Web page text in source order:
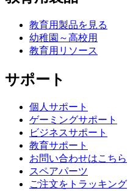
教育用製品を見る
幼稚園～高校用
教育用リソース
サポート
個人サポート
ゲーミングサポート
ビジネスサポート
教育サポート
お問い合わせはこちら
スペアパーツ
ご注文をトラッキング